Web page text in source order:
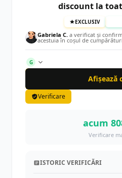
discount la
EXCLUSIV
Gabriela C. a verificat și
acestuia în coșul de cumpărături
G
Afișează
Verificare
acum
Verificare
ISTORIC VERIFICĂRI